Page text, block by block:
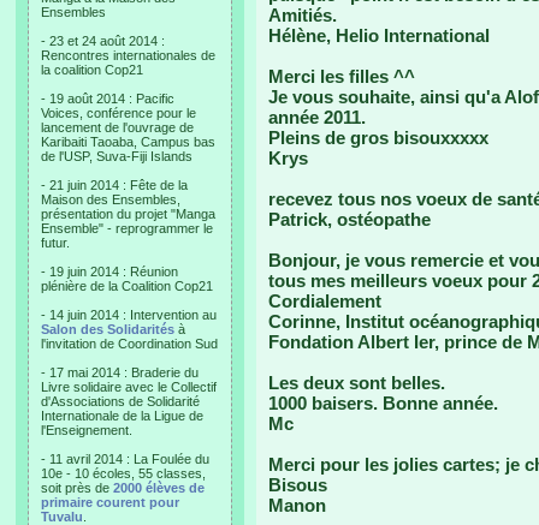
Ensembles
- 23 et 24 août 2014 :
Rencontres internationales de
la coalition Cop21
- 19 août 2014 : Pacific
Voices, conférence pour le
lancement de l'ouvrage de
Karibaiti Taoaba, Campus bas
de l'USP, Suva-Fiji Islands
- 21 juin 2014 : Fête de la
Maison des Ensembles,
présentation du projet "Manga
Ensemble" - reprogrammer le
futur.
- 19 juin 2014 : Réunion
plénière de la Coalition Cop21
- 14 juin 2014 : Intervention au
Salon des Solidarités à
l'invitation de Coordination Sud
- 17 mai 2014 : Braderie du
Livre solidaire avec le Collectif
d'Associations de Solidarité
Internationale de la Ligue de
l'Enseignement.
- 11 avril 2014 : La Foulée du
10e - 10 écoles, 55 classes,
soit près de 2000 élèves de
primaire courent pour
Tuvalu
Amitiés.
Hélène, Helio International
Merci les filles ^^
Je vous souhaite, ainsi qu'a
année 2011.
Pleins de gros bisouxxxxx
Krys
recevez tous nos voeux de
Patrick, ostéopathe
Bonjour, je vous remercie et
tous mes meilleurs voeux pour
Cordialement
Corinne, Institut
Fondation Albert Ier, prince de
Les deux sont belles.
1000 baisers. Bonne année.
Mc
Merci pour les jolies cartes; je
Bisous
Manon